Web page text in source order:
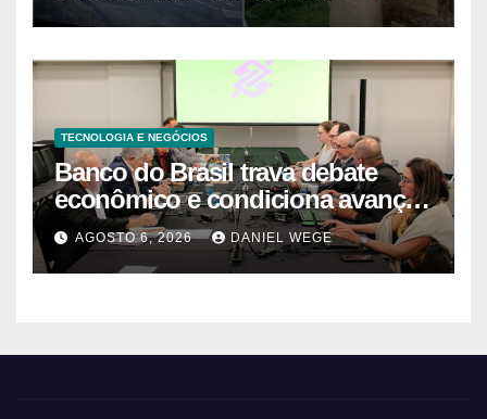
TECNOLOGIA E NEGÓCIOS
Banco do Brasil trava debate
econômico e condiciona avanços
à decisão da Fenaban | Contec
Brasil
AGOSTO 6, 2026 DANIEL WEGE